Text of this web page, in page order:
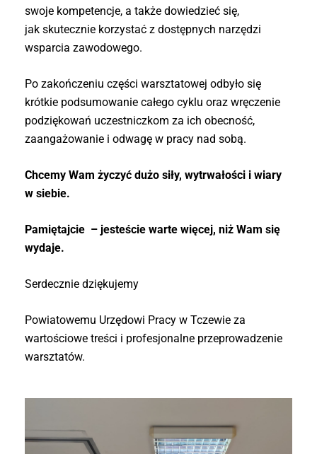
swoje kompetencje, a także dowiedzieć się,
jak skutecznie korzystać z dostępnych narzędzi
wsparcia zawodowego.
Po zakończeniu części warsztatowej odbyło się
krótkie podsumowanie całego cyklu oraz wręczenie
podziękowań uczestniczkom za ich obecność,
zaangażowanie i odwagę w pracy nad sobą.
Chcemy Wam życzyć dużo siły, wytrwałości i wiary
w siebie.
Pamiętajcie – jesteście warte więcej, niż Wam się
wydaje.
Serdecznie dziękujemy
Powiatowemu Urzędowi Pracy w Tczewie za
wartościowe treści i profesjonalne przeprowadzenie
warsztatów.